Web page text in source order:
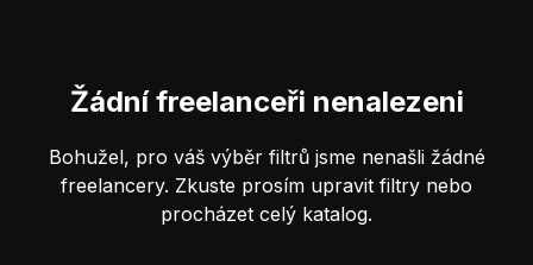
Žádní freelanceři nenalezeni
Bohužel, pro váš výběr filtrů jsme nenašli žádné
freelancery. Zkuste prosím upravit filtry nebo
procházet celý katalog.